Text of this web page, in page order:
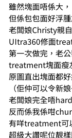
雖然塊面唔係大，
但係包包面好浮
老闆娘Christy親
UItra360修面
第一次做完，老
treatment塊面瘦
原圖直出塊面都
（佢仲可以令新
老闆娘完全唔
反而係我係咁chur
有咩treatment可
超級大讚呢位靚